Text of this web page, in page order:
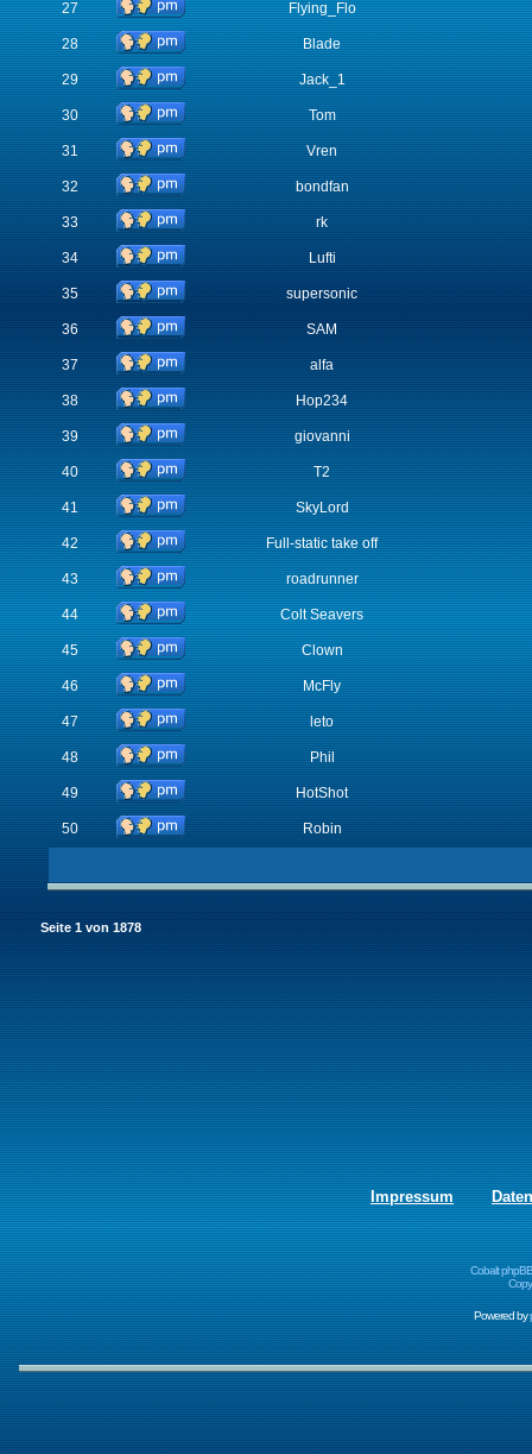
27 Flying_Flo
28 Blade
29 Jack_1
30 Tom
31 Vren
32 bondfan
33 rk
34 Lufti
35 supersonic
36 SAM
37 alfa
38 Hop234
39 giovanni
40 T2
41 SkyLord
42 Full-static take off
43 roadrunner
44 Colt Seavers
45 Clown
46 McFly
47 leto
48 Phil
49 HotShot
50 Robin
Seite 1 von 1878
Impressum
Cobalt
Powered by